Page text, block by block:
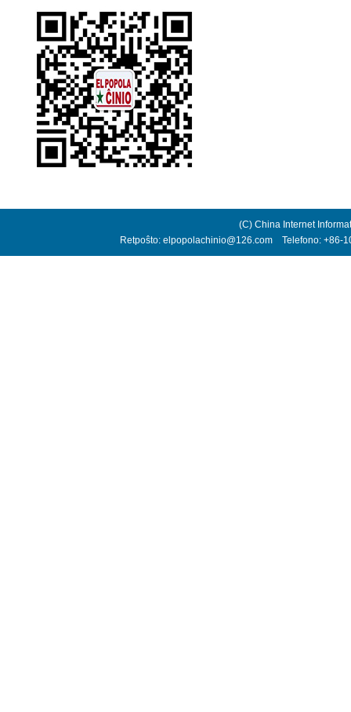
(C) China Internet
Retpoŝto: elpopolachinio@126.com Telefono: +86-